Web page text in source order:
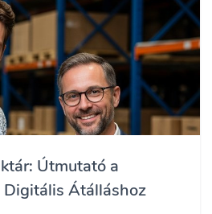
Útmutató a
Átálláshoz